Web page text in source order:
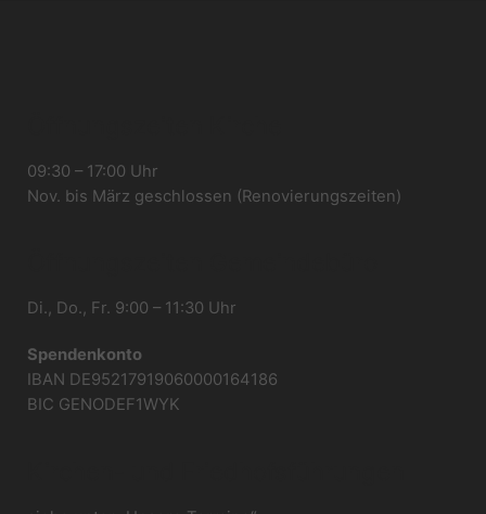
09:30 – 17:00 Uhr
Nov. bis März geschlossen (Renovierungszeiten)
Di., Do., Fr. 9:00 – 11:30 Uhr
Spendenkonto
IBAN DE95217919060000164186
BIC GENODEF1WYK